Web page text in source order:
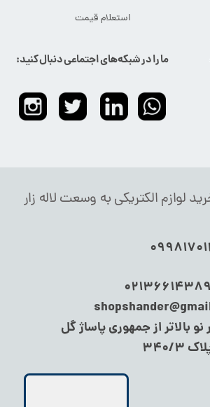
لوازم الکتریکی به وسعت لاله زار
02136614389
نو بالاتر از جمهوری پاساژ گل
۳
ما را در شبکه‌های اجتماعی دنبال کنید:
استعلام قیمت